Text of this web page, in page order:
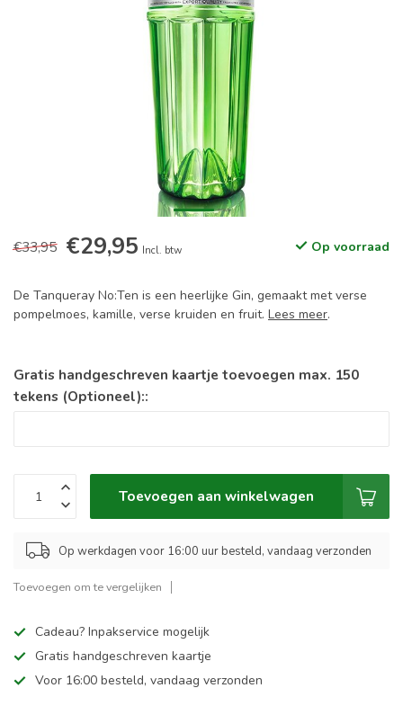
€33,95 €29,95 Incl. btw Op voorraad
De Tanqueray No:Ten is een heerlijke Gin, gemaakt met verse
pompelmoes, kamille, verse kruiden en fruit. Lees meer.
Gratis handgeschreven kaartje toevoegen max. 150
tekens (Optioneel)::
Toevoegen aan winkelwagen
Op werkdagen voor 16:00 uur besteld, vandaag verzonden
Toevoegen om te vergelijken
Cadeau? Inpakservice mogelijk
Gratis handgeschreven kaartje
Voor 16:00 besteld, vandaag verzonden